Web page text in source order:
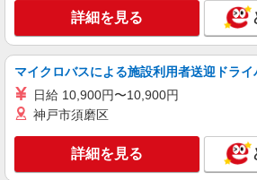
20000円） 業務手当（社
手当育児支援手当（社内規定
代支給 ゜+゜・。○。・゜+゜・。○。・゜+゜ 入
社祝い金10万円支給(規定有) お友達を紹介
インセンティブ支給(規定有) ゜・。○
+゜・。○。・゜+゜
キープ
株式会社シエロ
【楽天モバイル】の店
時給1800円〜2000
残業代支給 ★交通費別途
+゜・。○。・゜+゜・。○
万円支給(規定有) お友達を紹介頂くと, インセンテ
兵庫県西宮市の楽天モ
詳細を見る
マイクロバスによる施設利用者送迎ドライ
日給 10,900円〜10,900円
神戸市須磨区
詳細を見る